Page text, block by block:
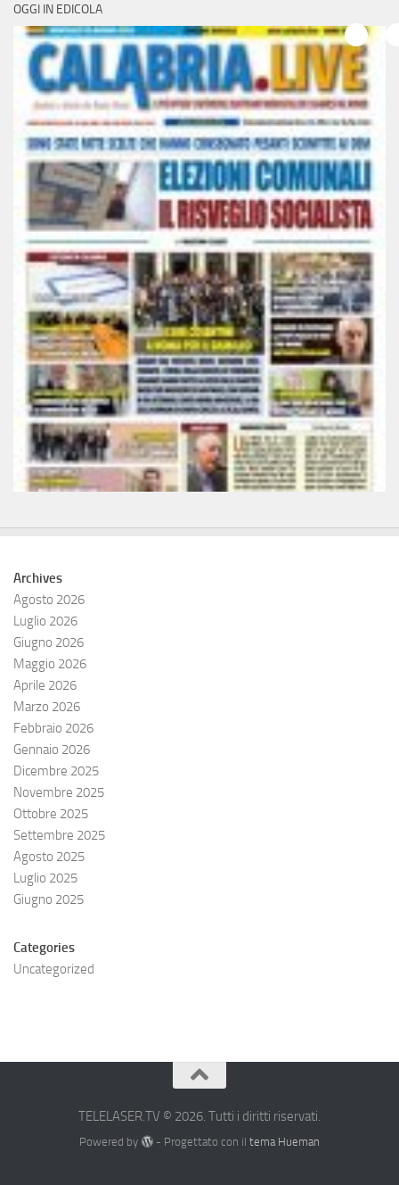
OGGI IN EDICOLA
Archives
Agosto 2026
Luglio 2026
Giugno 2026
Maggio 2026
Aprile 2026
Marzo 2026
Febbraio 2026
Gennaio 2026
Dicembre 2025
Novembre 2025
Ottobre 2025
Settembre 2025
Agosto 2025
Luglio 2025
Giugno 2025
Categories
Uncategorized
TELELASER.TV © 2026. Tutti i diritti riservati.
Powered by - Progettato con il tema Hueman